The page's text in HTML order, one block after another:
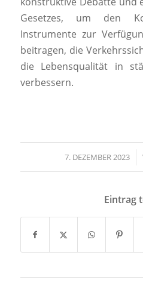
Gesetzes, um den
Instrumente zur
beitragen, die
die Lebensqualität in
verbessern.
7. DEZEMBER 2023
/
Eintrag